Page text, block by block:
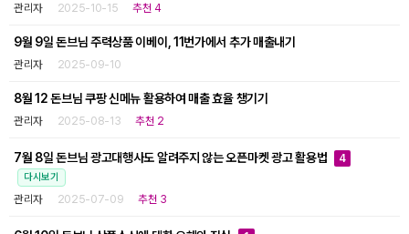
관리자 2025-10-15 추천 4
9월 9일 돈브님 주력상품 이베이, 11번가에서 추가 매출내기
관리자 2025-09-10
8월 12 돈브님 쿠팡 신메뉴 활용하여 매출 효율 챙기기
관리자 2025-08-13 추천 2
7월 8일 돈브님 광고대행사도 알려주지 않는 오픈마켓 광고 활용법 4
다시보기
관리자 2025-07-09 추천 3